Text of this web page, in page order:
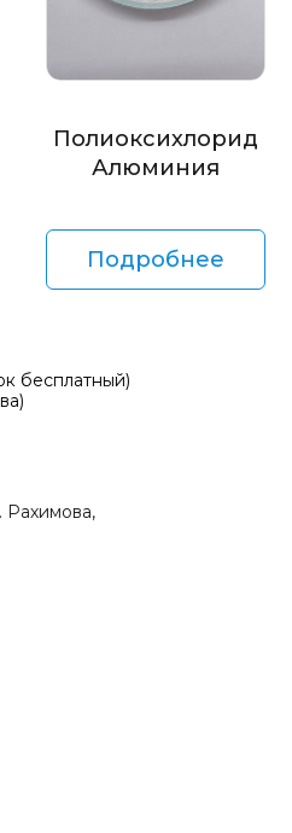
Полиоксихлорид
Алюминия
Подробнее
бесплатный)
Рахимова,